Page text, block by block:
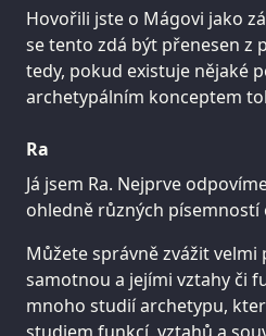
Hovořili jste o Mágovi jako
se tento zdá být přenesen z
tedy, pokud existuje nějaké
archetypálním konceptem
Ra
Já jsem Ra. Nejprve
ohledně různých písemností
Můžete správně zvážit
samotnou a jejími vztahy či
mnoho studií archetypu,